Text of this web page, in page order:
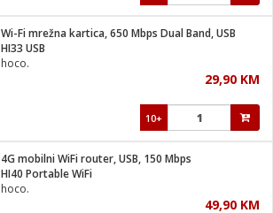
Wi-Fi mrežna kartica, 650 Mbps Dual Band, USB
HI33 USB
hoco.
29,90 KM
10+
4G mobilni WiFi router, USB, 150 Mbps
HI40 Portable WiFi
hoco.
49,90 KM